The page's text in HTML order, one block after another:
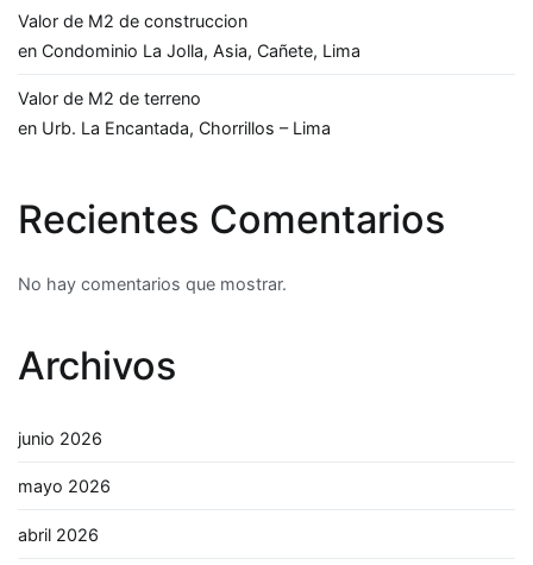
Valor de M2 de construccion
en Condominio La Jolla, Asia, Cañete, Lima
Valor de M2 de terreno
en Urb. La Encantada, Chorrillos – Lima
Recientes Comentarios
No hay comentarios que mostrar.
Archivos
junio 2026
mayo 2026
abril 2026